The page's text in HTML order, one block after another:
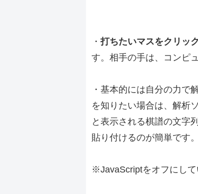
・打ちたいマスをクリッ
す。相手の手は、コンピ
・基本的には自分の力で
を知りたい場合は、解析
と表示される棋譜の文字
貼り付けるのが簡単です。
※JavaScriptをオフにして